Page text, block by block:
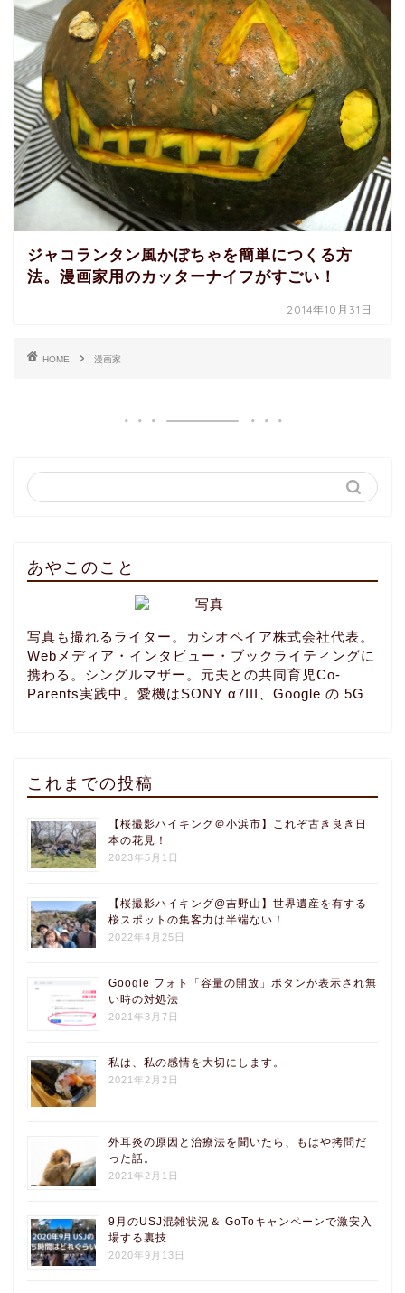
ジャコランタン風かぼちゃを簡単につくる方
法。漫画家用のカッターナイフがすごい！
2014年10月31日
HOME 漫画家
あやこのこと
写真も撮れるライター。カシオペイア株式会社代表。
Webメディア・インタビュー・ブックライティングに
携わる。シングルマザー。元夫との共同育児Co-
Parents実践中。愛機はSONY α7III、Google の 5G
これまでの投稿
【桜撮影ハイキング＠小浜市】これぞ古き良き日
本の花見！
2023年5月1日
【桜撮影ハイキング@吉野山】世界遺産を有する
桜スポットの集客力は半端ない！
2022年4月25日
Google フォト「容量の開放」ボタンが表示され無
い時の対処法
2021年3月7日
私は、私の感情を大切にします。
2021年2月2日
外耳炎の原因と治療法を聞いたら、もはや拷問だ
った話。
2021年2月1日
9月のUSJ混雑状況＆ GoToキャンペーンで激安入
場する裏技
2020年9月13日